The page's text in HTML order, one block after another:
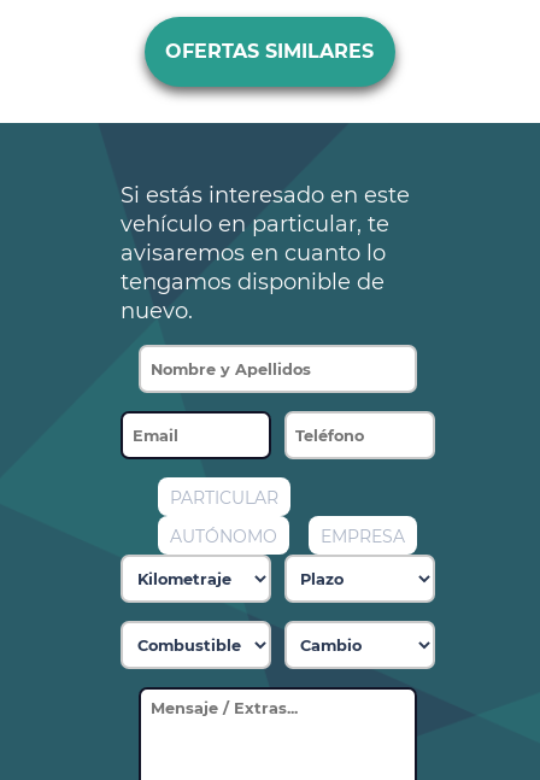
OFERTAS SIMILARES
Si estás interesado en este
vehículo en particular, te
avisaremos en cuanto lo
tengamos disponible de
nuevo.
PARTICULAR
AUTÓNOMO
EMPRESA